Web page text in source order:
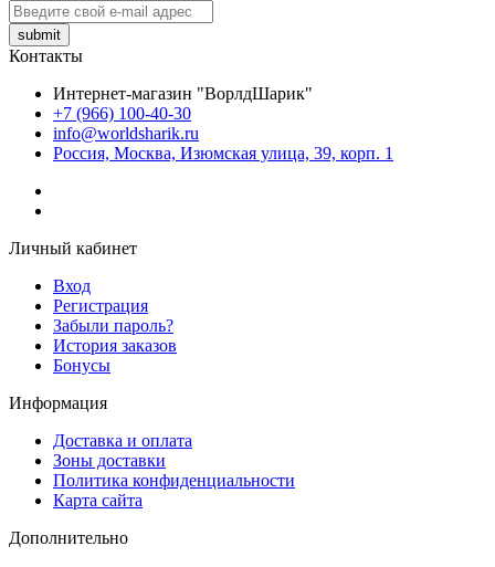
submit
Контакты
Интернет-магазин "ВорлдШарик"
+7 (966) 100-40-30
info@worldsharik.ru
Россия, Москва, Изюмская улица, 39, корп. 1
Личный кабинет
Вход
Регистрация
Забыли пароль?
История заказов
Бонусы
Информация
Доставка и оплата
Зоны доставки
Политика конфиденциальности
Карта сайта
Дополнительно